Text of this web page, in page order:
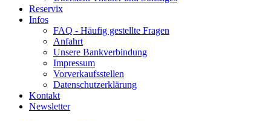
Reservix
Infos
FAQ - Häufig gestellte Fragen
Anfahrt
Unsere Bankverbindung
Impressum
Vorverkaufsstellen
Datenschutzerklärung
Kontakt
Newsletter